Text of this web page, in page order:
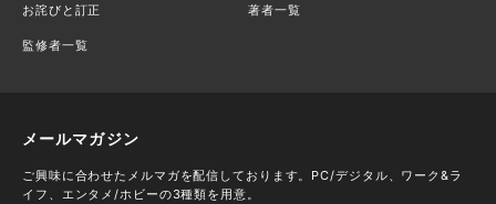
お詫びと訂正 著者一覧
監修者一覧
メールマガジン
ご興味に合わせたメルマガを配信しております。PC/デジタル、ワーク&ラ
イフ、エンタメ/ホビーの3種類を用意。